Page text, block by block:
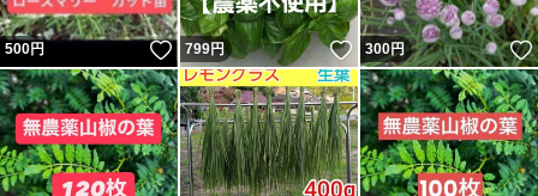
発送、
☆3日目となると苗の生命力
にかかってます。
500円 いいね！
799円 いいね！
300円